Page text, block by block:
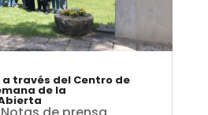
a través del Centro de
de la